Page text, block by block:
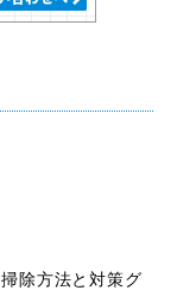
除方法と対策グ